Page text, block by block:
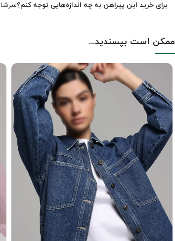
برای خرید این پیراهن به چه اندازه‌هایی توجه کنم؟
ممکن است بپسندید...